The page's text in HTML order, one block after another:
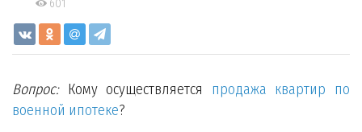
601
Вопрос:Кому осуществляется продажа квартир по
военной ипотеке?